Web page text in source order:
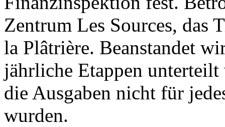
Zentrum Les Sources, das
la Plâtrière. Beanstandet
jährliche Etappen unterteilt
die Ausgaben nicht für
wurden.